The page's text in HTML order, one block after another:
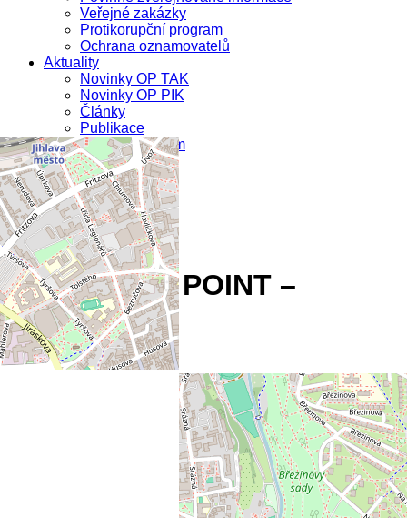
Veřejné zakázky
Protikorupční program
Ochrana oznamovatelů
Aktuality
Novinky OP TAK
Novinky OP PIK
Články
Publikace
Tiskové centrum
API v médiích
Akce
Kontakty
Úvodní stránka
Akce
Události vF POINT –
Jihlava